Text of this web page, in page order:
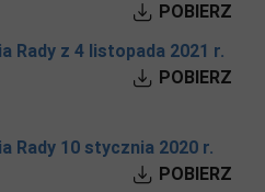
POBIERZ
Rady z 4 listopada 2021 r.
POBIERZ
Rady 10 stycznia 2020 r.
POBIERZ